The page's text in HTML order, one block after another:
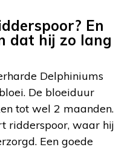
En
dat hij zo lang
Delphiniums
De bloeiduur
tot wel 2 maanden.
ridderspoor, waar hij
Een goede